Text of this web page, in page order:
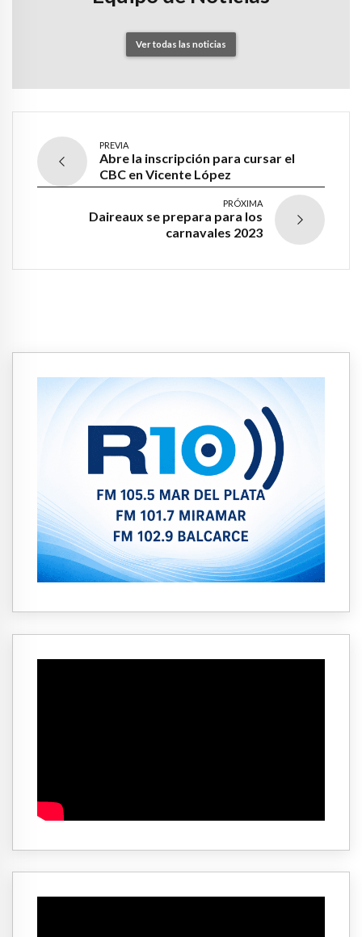
Ver todas las noticias
PREVIA
Abre la inscripción para cursar el
CBC en Vicente López
PRÓXIMA
Daireaux se prepara para los
carnavales 2023